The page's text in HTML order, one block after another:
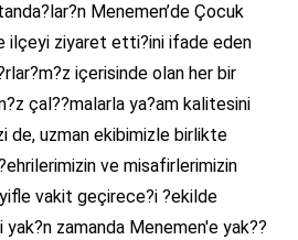
Menemen’de Çocuk
ilçeyi ziyaret etti?ini ifade eden
içerisinde olan her bir
çal??malarla ya?am kalitesini
de, uzman ekibimizle birlikte
ve misafirlerimizin
vakit geçirece?i ?ekilde
zamanda Menemen'e yak??